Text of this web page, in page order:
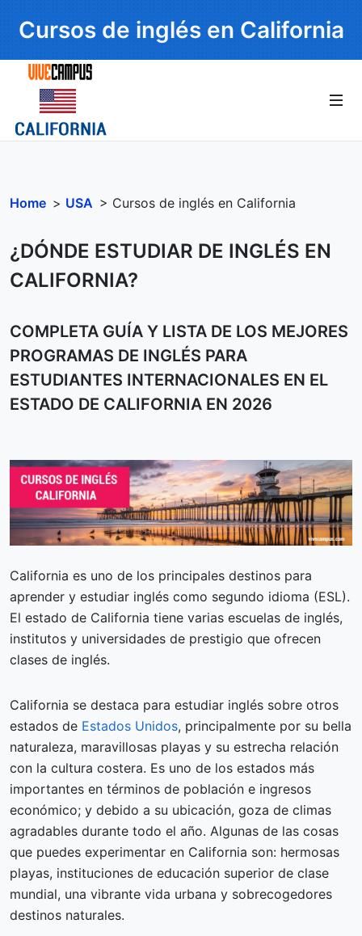
Cursos de inglés en California
Home > USA > Cursos de inglés en California
¿DÓNDE ESTUDIAR DE INGLÉS EN
CALIFORNIA?
COMPLETA GUÍA Y LISTA DE LOS MEJORES
PROGRAMAS DE INGLÉS PARA
ESTUDIANTES INTERNACIONALES EN EL
ESTADO DE CALIFORNIA EN 2026
California es uno de los principales destinos para
aprender y estudiar inglés como segundo idioma (ESL).
El estado de California tiene varias escuelas de inglés,
institutos y universidades de prestigio que ofrecen
clases de inglés.
California se destaca para estudiar inglés sobre otros
estados de Estados Unidos, principalmente por su bella
naturaleza, maravillosas playas y su estrecha relación
con la cultura costera. Es uno de los estados más
importantes en términos de población e ingresos
económico; y debido a su ubicación, goza de climas
agradables durante todo el año. Algunas de las cosas
que puedes experimentar en California son: hermosas
playas, instituciones de educación superior de clase
mundial, una vibrante vida urbana y sobrecogedores
destinos naturales.